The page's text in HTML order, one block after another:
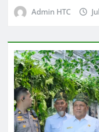
Admin HTC